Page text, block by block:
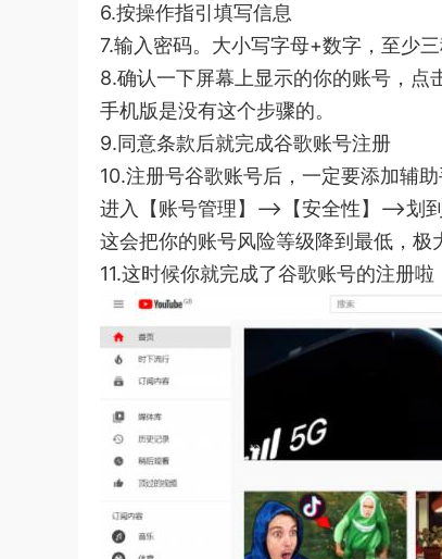
6.按操作指引填写信息
7.输入密码。大小写字母+数字，至少
8.确认一下屏幕上显示的你的账号，点
手机版是没有这个步骤的。
9.同意条款后就完成谷歌账号注册
10.注册号谷歌账号后，一定要添加辅
进入【账号管理】–>【安全性】–>划
这会把你的账号风险等级降到最低，极
11.这时候你就完成了谷歌账号的注册啦